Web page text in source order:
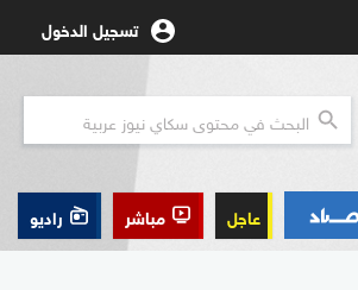
تسجيل الدخول
عاجل مباشر راديو